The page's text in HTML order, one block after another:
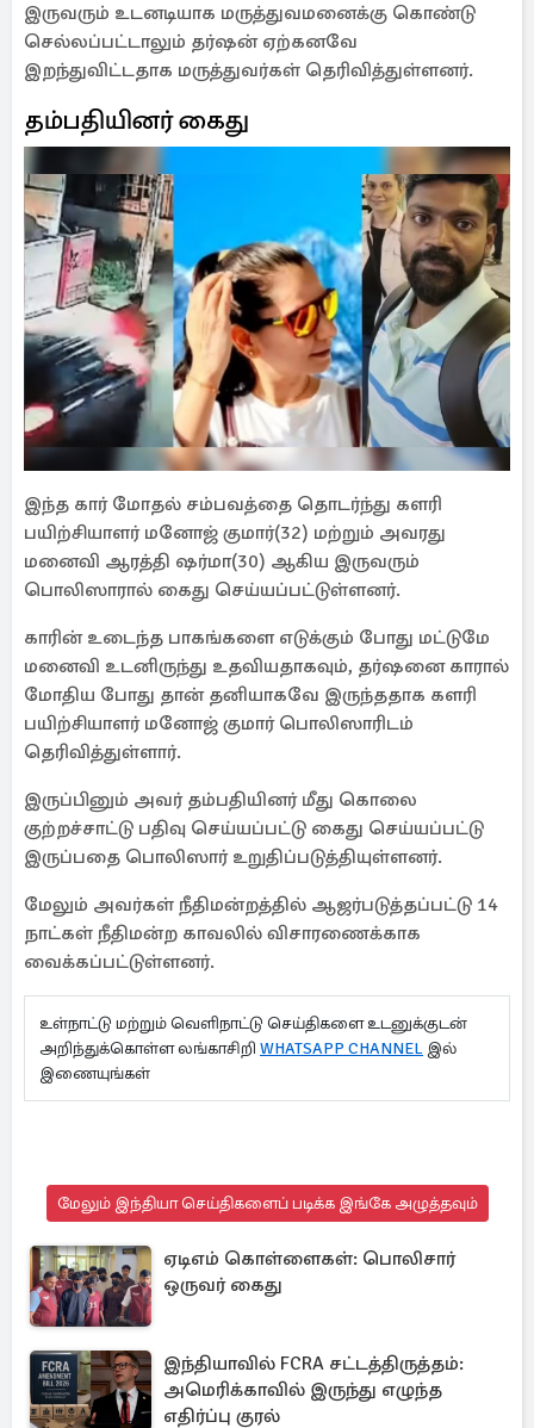
இருவரும் உடனடியாக மருத்துவமனைக்கு கொண்டு
செல்லப்பட்டாலும் தர்ஷன் ஏற்கனவே
இறந்துவிட்டதாக மருத்துவர்கள் தெரிவித்துள்ளனர்.
தம்பதியினர் கைது
இந்த கார் மோதல் சம்பவத்தை தொடர்ந்து களரி
பயிற்சியாளர் மனோஜ் குமார்(32) மற்றும் அவரது
மனைவி ஆரத்தி ஷர்மா(30) ஆகிய இருவரும்
பொலிஸாரால் கைது செய்யப்பட்டுள்ளனர்.
காரின் உடைந்த பாகங்களை எடுக்கும் போது மட்டுமே
மனைவி உடனிருந்து உதவியதாகவும், தர்ஷனை காரால்
மோதிய போது தான் தனியாகவே இருந்ததாக களரி
பயிற்சியாளர் மனோஜ் குமார் பொலிஸாரிடம்
தெரிவித்துள்ளார்.
இருப்பினும் அவர் தம்பதியினர் மீது கொலை
குற்றச்சாட்டு பதிவு செய்யப்பட்டு கைது செய்யப்பட்டு
இருப்பதை பொலிஸார் உறுதிப்படுத்தியுள்ளனர்.
மேலும் அவர்கள் நீதிமன்றத்தில் ஆஜர்படுத்தப்பட்டு 14
நாட்கள் நீதிமன்ற காவலில் விசாரணைக்காக
வைக்கப்பட்டுள்ளனர்.
உள்நாட்டு மற்றும் வெளிநாட்டு செய்திகளை உடனுக்குடன்
அறிந்துக்கொள்ள லங்காசிறி WHATSAPP CHANNEL இல்
இணையுங்கள்
மேலும் இந்தியா செய்திகளைப் படிக்க இங்கே அழுத்தவும்
ஏடிஎம் கொள்ளைகள்: பொலிசார்
ஒருவர் கைது
இந்தியாவில் FCRA சட்டத்திருத்தம்:
அமெரிக்காவில் இருந்து எழுந்த
எதிர்ப்பு குரல்